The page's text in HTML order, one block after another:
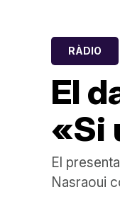
El
«Si
RÀDIO
El
Nasraoui